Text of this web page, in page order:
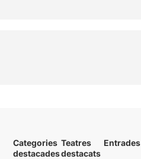
Categories
destacades
Teatres
destacats
Entrades